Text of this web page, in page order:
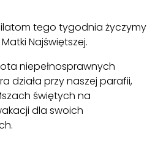
tego tygodnia życzymy
Najświętszej.
niepełnosprawnych
działa przy naszej parafii,
świętych na
dla swoich